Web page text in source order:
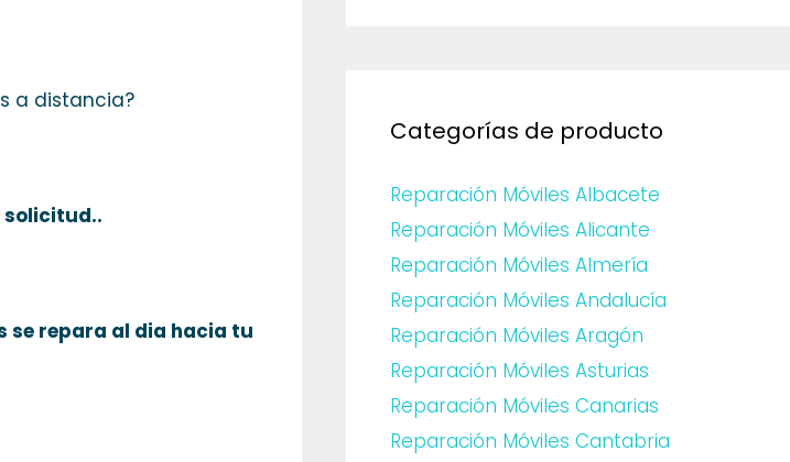
a distancia?
solicitud..
se repara al dia hacia tu
Categorías de producto
Reparación Móviles Albacete
Reparación Móviles Alicante
Reparación Móviles Almería
Reparación Móviles Andalucía
Reparación Móviles Aragón
Reparación Móviles Asturias
Reparación Móviles Canarias
Reparación Móviles Cantabria